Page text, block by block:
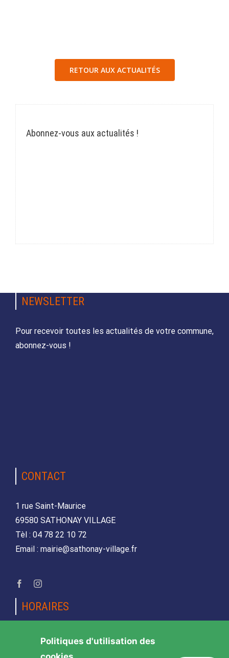
RETOUR AUX ACTUALITÉS
Abonnez-vous aux actualités !
NEWSLETTER
Pour recevoir toutes les actualités de votre commune,
abonnez-vous !
CONTACT
1 rue Saint-Maurice
69580 SATHONAY VILLAGE
Tèl : 04 78 22 10 72
Email : mairie@sathonay-village.fr
HORAIRES
Lundi, mardi, jeudi et vendredi
Politiques d'utilisation des